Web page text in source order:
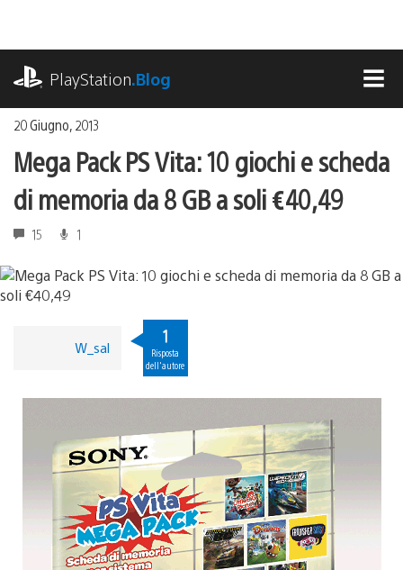
contenuto
PlayStation.Blog
20 Giugno, 2013
Mega Pack PS Vita: 10 giochi e scheda
di memoria da 8 GB a soli €40,49
15 1
W_sal
1
Risposta
dell'autore